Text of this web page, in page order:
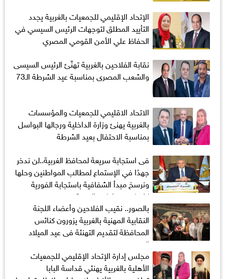
الإتحاد الإقليمي للجمعيات بالغربية يجدد
التأييد المطلق لتوجهات الرئيس السيسي في
الحفاظ علي الأمن القومي المصري
نقابة الفلاحين بالغربية تهنّئ الرئيس السيسى
والشعب المصرى بمناسبة عيد الشرطة الـ73
الاتحاد الاقليمي للجمعيات والمؤسسات
بالغربية يهنئ وزارة الداخلية ورجالها البواسل
بمناسبة الاحتفال بعيد الشرطة
فى استجابة سريعة لمحافظ الغربية..لن ندخر
جهدًا في الإستماع لمطالب المواطنين وحلها
ونرسخ مبدأ الشفافية باستجابة الفورية
لشكاوى مواطني الغربية
بالصور.. نقيب الفلاحين وأعضاء اللجنة
النقابية المهنية بالغربية يزورون كنائس
المحافظة لتقديم التهنئة فى عيد الميلاد
المجيد
مجلس إدارة الإتحاد الإقليمي للجمعيات
الأهلية بالغربية يهنئي قداسة البابا